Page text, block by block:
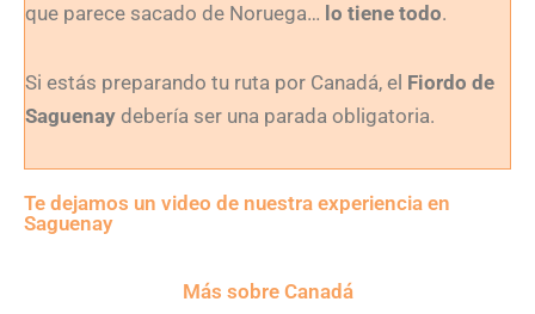
que parece sacado de Noruega… lo tiene todo.
Si estás preparando tu ruta por Canadá, el Fiordo de
Saguenay debería ser una parada obligatoria.
Te dejamos un video de nuestra experiencia en
Saguenay
Más sobre Canadá